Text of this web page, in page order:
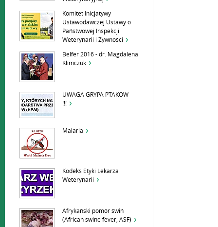
Komitet Inicjatywy
Ustawodawczej Ustawy o
Państwowej Inspekcji
Weterynarii i Żywności
Belfer 2016 - dr. Magdalena
Klimczuk
UWAGA GRYPA PTAKÓW
!!!
Malaria
Kodeks Etyki Lekarza
Weterynarii
Afrykański pomór świń
(African swine fever, ASF)